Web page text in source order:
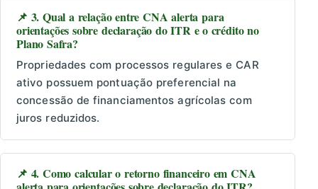
📌 3. Qual a relação entre CNA alerta para
orientações sobre declaração do ITR e o crédito no
Plano Safra?
Propriedades com processos regulares e CAR
ativo possuem pontuação preferencial na
concessão de financiamentos agrícolas com
juros reduzidos.
📌 4. Como calcular o retorno financeiro em CNA